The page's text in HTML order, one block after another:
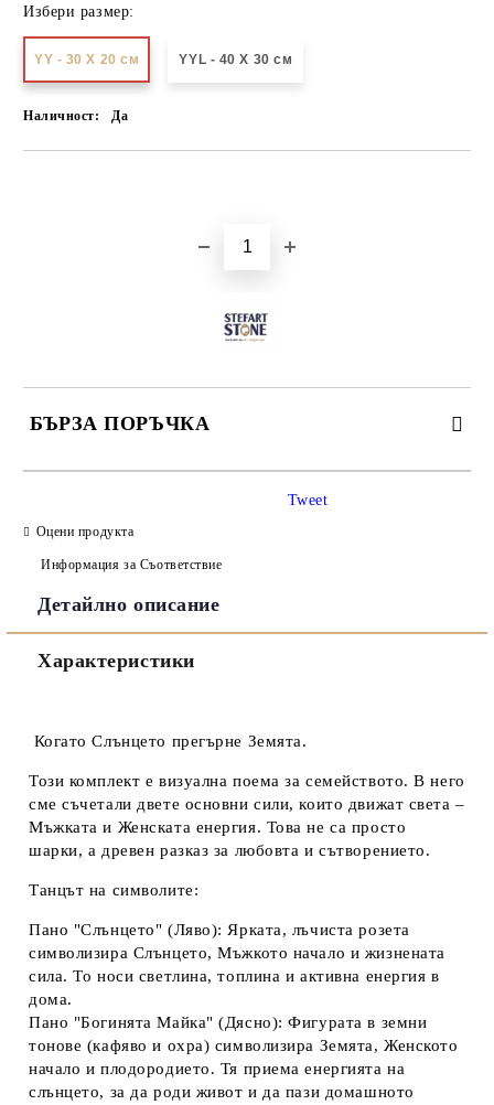
Избери размер:
YY - 30 X 20 см YYL - 40 X 30 см
Наличност: Да
БЪРЗА ПОРЪЧКА
Ние ще се свържем с вас в рамките на работния ден.
Tweet
Оцени продукта
Информация за Съответствие
Детайлно описание
Характеристики
Когато Слънцето прегърне Земята.
Този комплект е визуална поема за семейството. В него
сме съчетали двете основни сили, които движат света –
Мъжката и Женската енергия. Това не са просто
шарки, а древен разказ за любовта и сътворението.
Танцът на символите:
Пано "Слънцето" (Ляво): Ярката, лъчиста розета
символизира Слънцето, Мъжкото начало и жизнената
сила. То носи светлина, топлина и активна енергия в
дома.
Пано "Богинята Майка" (Дясно): Фигурата в земни
тонове (кафяво и охра) символизира Земята, Женското
начало и плодородието. Тя приема енергията на
слънцето, за да роди живот и да пази домашното